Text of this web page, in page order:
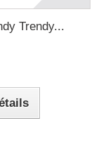
Trendy...